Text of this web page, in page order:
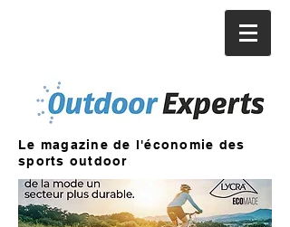
Le magazine de l'économie des
sports outdoor